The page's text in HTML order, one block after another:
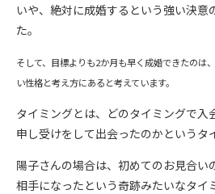
いや、絶対に成婚するという強い決意
た。
そして、目標よりも2か月も早く成婚できたのは
い性格と考え方にあると考えています。
タイミングとは、どのタイミングで入
申し受けをして出会ったのかというタ
陽子さんの場合は、初めてのお見合い
相手になったという奇跡みたいなタイ